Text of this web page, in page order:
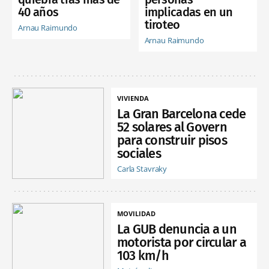
40 años
Arnau Raimundo
implicadas en un
tiroteo
Arnau Raimundo
VIVIENDA
La Gran Barcelona cede
52 solares al Govern
para construir pisos
sociales
Carla Stavraky
MOVILIDAD
La GUB denuncia a un
motorista por circular a
103 km/h